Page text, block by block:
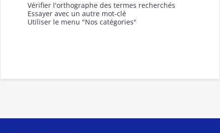
Vérifier l'orthographe des termes recherchés
Essayer avec un autre mot-clé
Utiliser le menu "Nos catégories"